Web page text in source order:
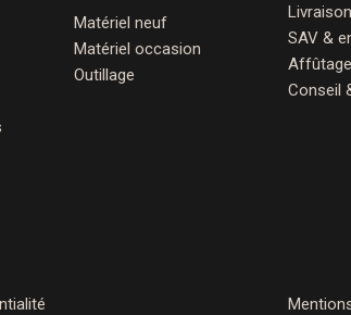
Matériel neuf
Matériel occasion
Outillage
SAV &
Conseil